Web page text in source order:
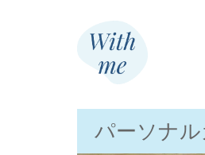
パーソナ